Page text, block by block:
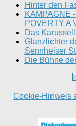
Hinter den
KAMPAGNE
POVERTY A
Das
Glanzlichter
Sennheiser
Die Bühne
Cookie-Hinweis